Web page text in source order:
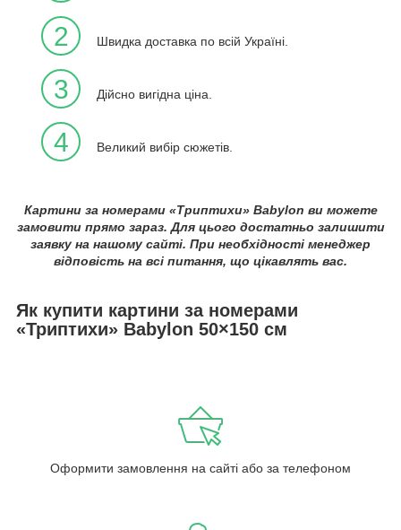
2 Швидка доставка по всій Україні.
3 Дійсно вигідна ціна.
4 Великий вибір сюжетів.
Картини за номерами «Триптихи» Babylon ви можете
замовити прямо зараз. Для цього достатньо залишити
заявку на нашому сайті. При необхідності менеджер
відповість на всі питання, що цікавлять вас.
Як купити картини за номерами
«Триптихи» Babylon 50×150 см
Оформити замовлення на сайті або за телефоном